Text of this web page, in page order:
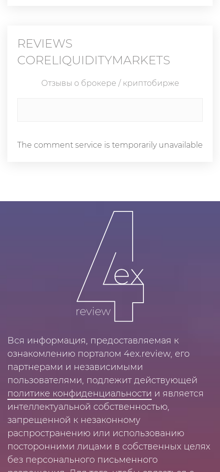
REVIEWS
CORELIQUIDITYMARKETS
Отзывы о брокере / криптобирже
The comment service is temporarily unavailable
Вся информация, предоставляемая к
ознакомлению порталом 4ex.review, его
партнерами и независимыми
пользователями, подлежит действующей
политике конфиденциальности и является
интеллектуальной собственностью,
запрещенной к незаконному
распространению или использованию
посторонними лицами в собственных целях
без персонального письменного